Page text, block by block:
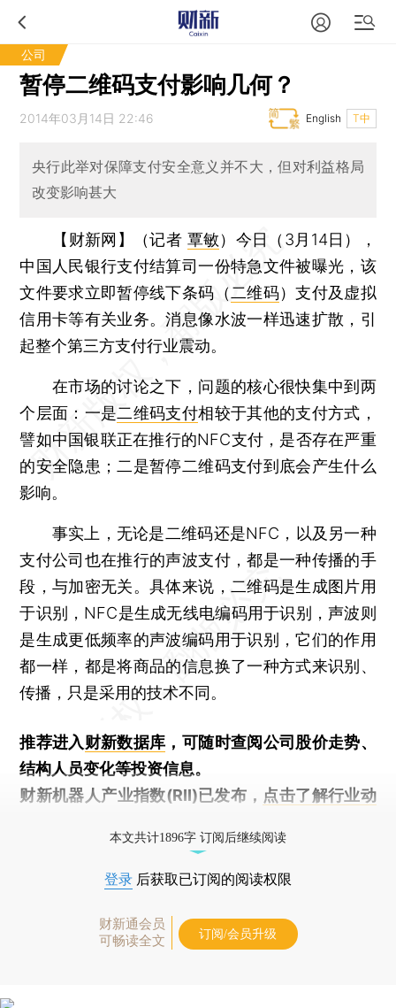
公司
暂停二维码支付影响几何？
2014年03月14日 22:46 T中
English
央行此举对保障支付安全意义并不大，但对利益格局
改变影响甚大
【财新网】（记者 覃敏） 今日（3月14日），
中国人民银行支付结算司一份特急文件被曝光，该
文件要求立即暂停线下条码（二维码）支付及虚拟
信用卡等有关业务。消息像水波一样迅速扩散，引
起整个第三方支付行业震动。
在市场的讨论之下，问题的核心很快集中到两
个层面：一是二维码支付相较于其他的支付方式，
譬如中国银联正在推行的NFC支付，是否存在严重
的安全隐患；二是暂停二维码支付到底会产生什么
影响。
事实上，无论是二维码还是NFC，以及另一种
支付公司也在推行的声波支付，都是一种传播的手
段，与加密无关。具体来说，二维码是生成图片用
于识别，NFC是生成无线电编码用于识别，声波则
是生成更低频率的声波编码用于识别，它们的作用
都一样，都是将商品的信息换了一种方式来识别、
传播，只是采用的技术不同。
推荐进入财新数据库 ，可随时查阅公司股价走势、
结构人员变化等投资信息。
财新机器人产业指数(RII)已发布， 点击了解行业动
本文共计1896字 订阅后继续阅读
登录 后获取已订阅的阅读权限
财新通会员
可畅读全文
订阅/会员升级